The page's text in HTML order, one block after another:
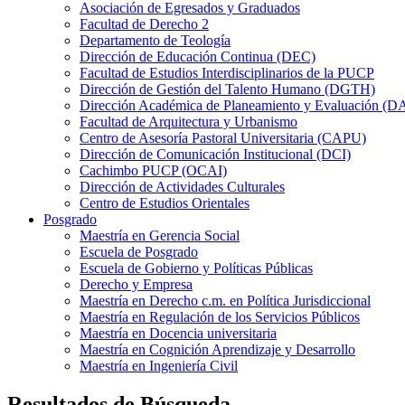
Asociación de Egresados y Graduados
Facultad de Derecho 2
Departamento de Teología
Dirección de Educación Continua (DEC)
Facultad de Estudios Interdisciplinarios de la PUCP
Dirección de Gestión del Talento Humano (DGTH)
Dirección Académica de Planeamiento y Evaluación
Facultad de Arquitectura y Urbanismo
Centro de Asesoría Pastoral Universitaria (CAPU)
Dirección de Comunicación Institucional (DCI)
Cachimbo PUCP (OCAI)
Dirección de Actividades Culturales
Centro de Estudios Orientales
Posgrado
Maestría en Gerencia Social
Escuela de Posgrado
Escuela de Gobierno y Políticas Públicas
Derecho y Empresa
Maestría en Derecho c.m. en Política Jurisdiccional
Maestría en Regulación de los Servicios Públicos
Maestría en Docencia universitaria
Maestría en Cognición Aprendizaje y Desarrollo
Maestría en Ingeniería Civil